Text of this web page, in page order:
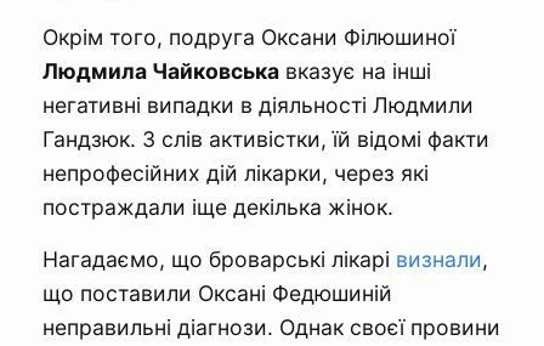
Окрім того, подруга Оксани Філюшиної
Людмила Чайковська вказує на інші
негативні випадки в діяльності Людмили
Гандзюк. З слів активістки, їй відомі факти
непрофесійних дій лікарки, через які
постраждали іще декілька жінок.
Нагадаємо, що броварські лікарі визнали,
що поставили Оксані Федюшиній
неправильні діагнози. Однак своєї провини